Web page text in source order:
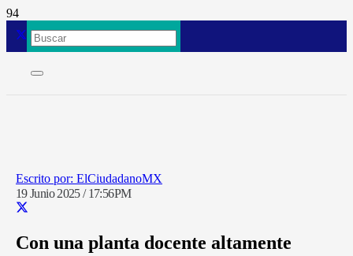
ElCiudadanoMX
19 Junio 2025 / 17:56PM
Con una planta docente altamente